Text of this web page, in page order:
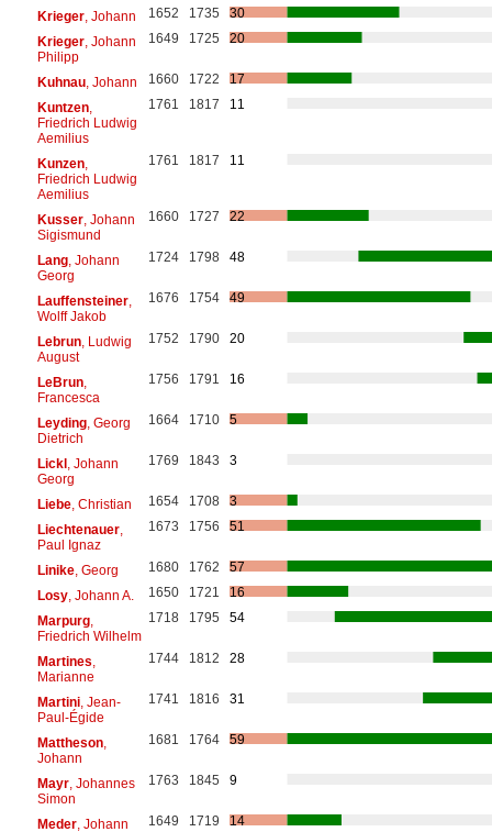
Krieger, Johann 1652 1735
30
Krieger, Johann
Philipp
1649 1725 20
Kuhnau, Johann 1660 1722
17
Kuntzen,
Friedrich Ludwig
Aemilius
1761 1817 11
Kunzen,
Friedrich Ludwig
Aemilius
1761 1817 11
Kusser, Johann
Sigismund
1660 1727 22
Lang, Johann
Georg
1724 1798 48
Lauffensteiner,
Wolff Jakob
1676 1754 49
Lebrun, Ludwig
August
1752 1790 20
LeBrun,
Francesca
1756 1791 16
Leyding, Georg
Dietrich
1664 1710 5
Lickl, Johann
Georg
1769 1843 3
Liebe, Christian 1654 1708
3
Liechtenauer,
Paul Ignaz
1673 1756 51
Linike, Georg 1680 1762
57
Losy, Johann A. 1650 1721
16
Marpurg,
Friedrich Wilhelm
1718 1795 54
Martines
Marianne
1744 1812 28
Martini, Jean-
Paul-Égide
1741 1816 31
Mattheson,
Johann
1681 1764 59
Mayr, Johannes
Simon
1763 1845 9
Meder, Johann
1649 1719 14